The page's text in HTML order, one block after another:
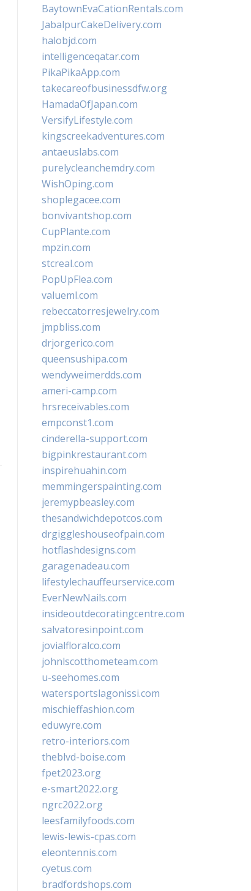
BaytownEvaCationRentals.com
JabalpurCakeDelivery.com
halobjd.com
intelligenceqatar.com
PikaPikaApp.com
takecareofbusinessdfw.org
HamadaOfJapan.com
VersifyLifestyle.com
kingscreekadventures.com
antaeuslabs.com
purelycleanchemdry.com
WishOping.com
shoplegacee.com
bonvivantshop.com
CupPlante.com
mpzin.com
stcreal.com
PopUpFlea.com
valueml.com
rebeccatorresjewelry.com
jmpbliss.com
drjorgerico.com
queensushipa.com
wendyweimerdds.com
ameri-camp.com
hrsreceivables.com
empconst1.com
cinderella-support.com
bigpinkrestaurant.com
inspirehuahin.com
memmingerspainting.com
jeremypbeasley.com
thesandwichdepotcos.com
drgiggleshouseofpain.com
hotflashdesigns.com
garagenadeau.com
lifestylechauffeurservice.com
EverNewNails.com
insideoutdecoratingcentre.com
salvatoresinpoint.com
jovialfloralco.com
johnlscotthometeam.com
u-seehomes.com
watersportslagonissi.com
mischieffashion.com
eduwyre.com
retro-interiors.com
theblvd-boise.com
fpet2023.org
e-smart2022.org
ngrc2022.org
leesfamilyfoods.com
lewis-lewis-cpas.com
eleontennis.com
cyetus.com
bradfordshops.com